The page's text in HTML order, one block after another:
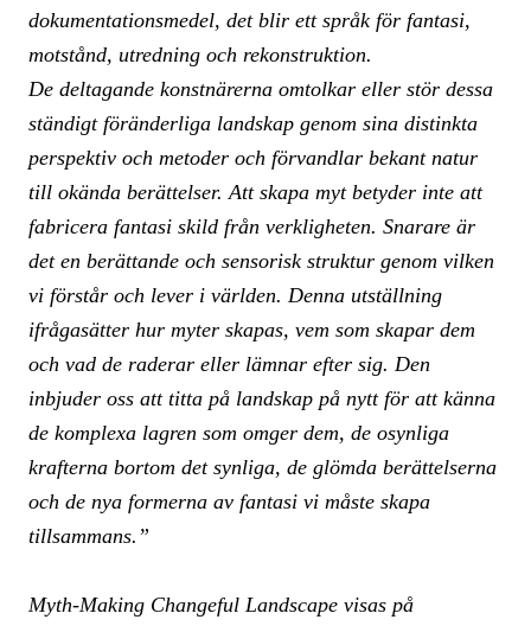
dokumentationsmedel, det blir ett språk för fantasi,
motstånd, utredning och rekonstruktion.
De deltagande konstnärerna omtolkar eller stör dessa
ständigt föränderliga landskap genom sina distinkta
perspektiv och metoder och förvandlar bekant natur
till okända berättelser. Att skapa myt betyder inte att
fabricera fantasi skild från verkligheten. Snarare är
det en berättande och sensorisk struktur genom vilken
vi förstår och lever i världen. Denna utställning
ifrågasätter hur myter skapas, vem som skapar dem
och vad de raderar eller lämnar efter sig. Den
inbjuder oss att titta på landskap på nytt för att känna
de komplexa lagren som omger dem, de osynliga
krafterna bortom det synliga, de glömda berättelserna
och de nya formerna av fantasi vi måste skapa
tillsammans.”
Myth-Making Changeful Landscape visas på